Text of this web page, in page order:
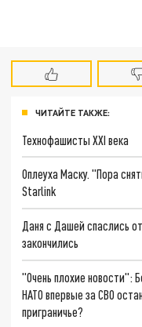
ЧИТАЙТЕ ТАКЖЕ:
Технофашисты XXI века
Оплеуха Маску. "Пора
Starlink
Даня с Дашей спаслись
закончились
"Очень плохие новости":
НАТО впервые за СВО
приграничье?